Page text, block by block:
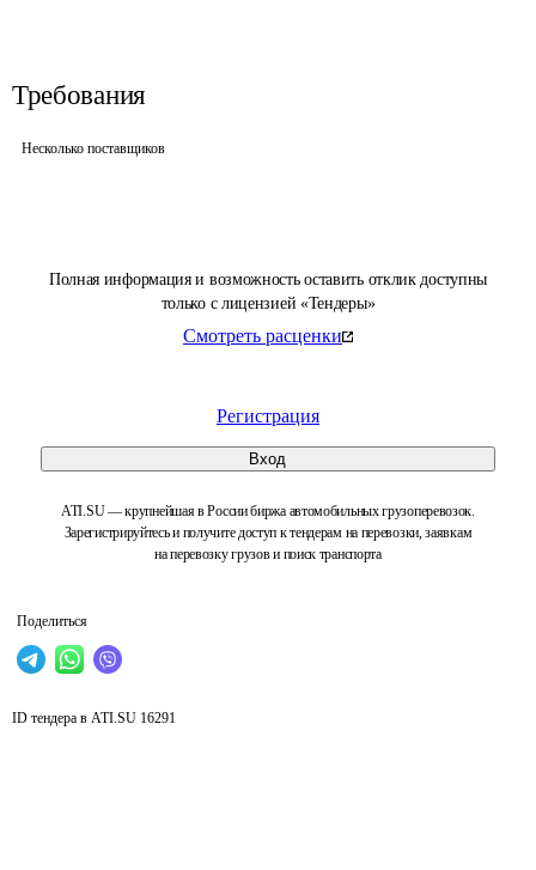
Полная информация и возможность оставить отклик доступны
только с лицензией «Тендеры»
Смотреть расценки
Регистрация
Вход
ATI.SU — крупнейшая в России биржа автомобильных грузоперевозок.
Зарегистрируйтесь и получите доступ к тендерам на перевозки, заявкам
на перевозку грузов и поиск транспорта
Поделиться
Требования
Несколько поставщиков
ID тендера в ATI.SU 16291